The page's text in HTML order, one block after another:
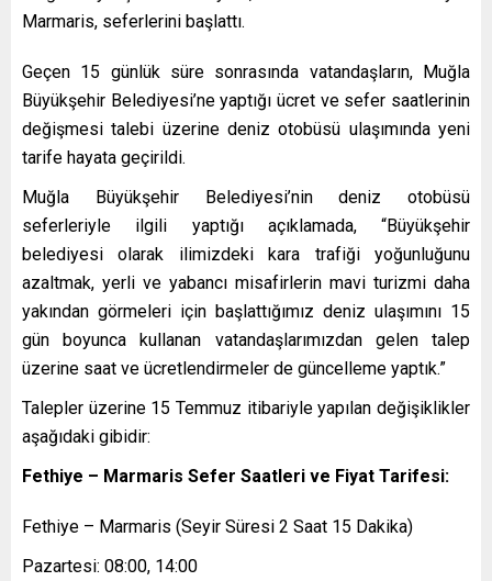
Marmaris, seferlerini başlattı.
Geçen 15 günlük süre sonrasında vatandaşların, Muğla
Büyükşehir Belediyesi’ne yaptığı ücret ve sefer saatlerinin
değişmesi talebi üzerine deniz otobüsü ulaşımında yeni
tarife hayata geçirildi.
Muğla Büyükşehir Belediyesi’nin deniz otobüsü
seferleriyle ilgili yaptığı açıklamada, “Büyükşehir
belediyesi olarak ilimizdeki kara trafiği yoğunluğunu
azaltmak, yerli ve yabancı misafirlerin mavi turizmi daha
yakından görmeleri için başlattığımız deniz ulaşımını 15
gün boyunca kullanan vatandaşlarımızdan gelen talep
üzerine saat ve ücretlendirmeler de güncelleme yaptık.”
Talepler üzerine 15 Temmuz itibariyle yapılan değişiklikler
aşağıdaki gibidir:
Fethiye – Marmaris Sefer Saatleri ve Fiyat Tarifesi:
Fethiye – Marmaris (Seyir Süresi 2 Saat 15 Dakika)
Pazartesi: 08:00, 14:00